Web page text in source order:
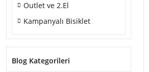
Outlet ve 2.El
Kampanyalı Bisiklet
Blog Kategorileri